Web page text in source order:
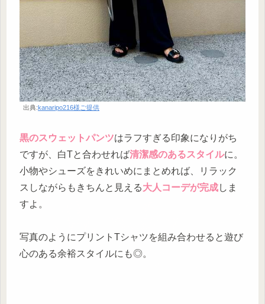
出典:kanaripo216様ご提供
黒のスウェットパンツはラフすぎる印象になりがち
ですが、白Tと合わせれば清潔感のあるスタイルに。
小物やシューズをきれいめにまとめれば、リラック
スしながらもきちんと見える大人コーデが完成しま
すよ。
写真のようにプリントTシャツを組み合わせると遊び
心のある余裕スタイルにも◎。